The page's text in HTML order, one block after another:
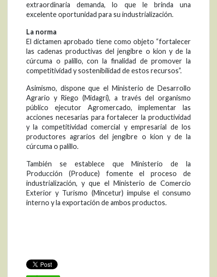
extraordinaria demanda, lo que le brinda una
excelente oportunidad para su industrialización.
La norma
El dictamen aprobado tiene como objeto “fortalecer
las cadenas productivas del jengibre o kion y de la
cúrcuma o palillo, con la finalidad de promover la
competitividad y sostenibilidad de estos recursos”.
Asimismo, dispone que el Ministerio de Desarrollo
Agrario y Riego (Midagri), a través del organismo
público ejecutor Agromercado, implementar las
acciones necesarias para fortalecer la productividad
y la competitividad comercial y empresarial de los
productores agrarios del jengibre o kion y de la
cúrcuma o palillo.
También se establece que Ministerio de la
Producción (Produce) fomente el proceso de
industrialización, y que el Ministerio de Comercio
Exterior y Turismo (Mincetur) impulse el consumo
interno y la exportación de ambos productos.